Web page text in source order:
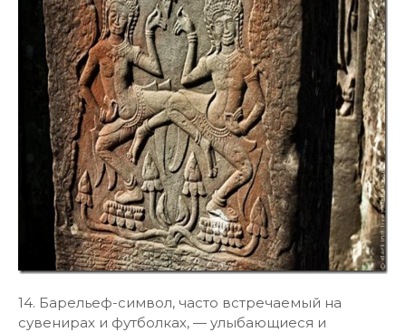
14. Барельеф-символ, часто встречаемый на
сувенирах и футболках, — улыбающиеся и